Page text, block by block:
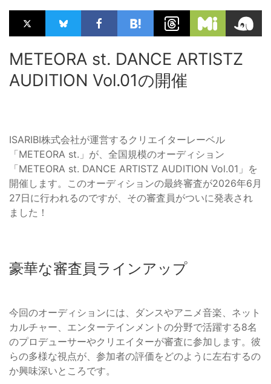
METEORA st. DANCE ARTISTZ
AUDITION Vol.01の開催
ISARIBI株式会社が運営するクリエイターレーベル
「METEORA st.」が、全国規模のオーディション
「METEORA st. DANCE ARTISTZ AUDITION Vol.01」を
開催します。このオーディションの最終審査が2026年6月
27日に行われるのですが、その審査員がついに発表され
ました！
豪華な審査員ラインアップ
今回のオーディションには、ダンスやアニメ音楽、ネット
カルチャー、エンターテインメントの分野で活躍する8名
のプロデューサーやクリエイターが審査に参加します。彼
らの多様な視点が、参加者の評価をどのように左右するの
か興味深いところです。